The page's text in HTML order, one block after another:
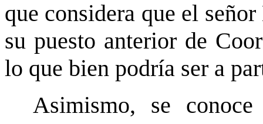
que considera que el
su puesto anterior de
lo que bien podría ser a
Asimismo, se